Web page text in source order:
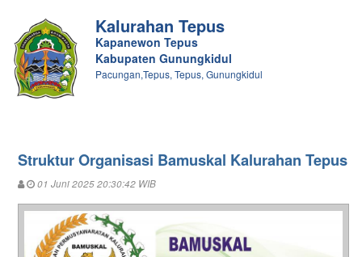
Kalurahan Tepus
Kapanewon Tepus
Kabupaten Gunungkidul
Pacungan,Tepus, Tepus, Gunungkidul
Struktur Organisasi Bamuskal Kalurahan Tepus
01 Juni 2025 20:30:42 WIB